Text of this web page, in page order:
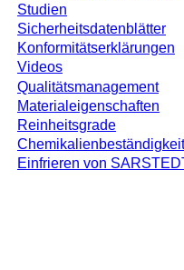
Studien
Sicherheitsdatenblätter
Konformitätserklärungen
Videos
Qualitätsmanagement
Materialeigenschaften
Reinheitsgrade
Chemikalienbeständigkeit
Einfrieren von